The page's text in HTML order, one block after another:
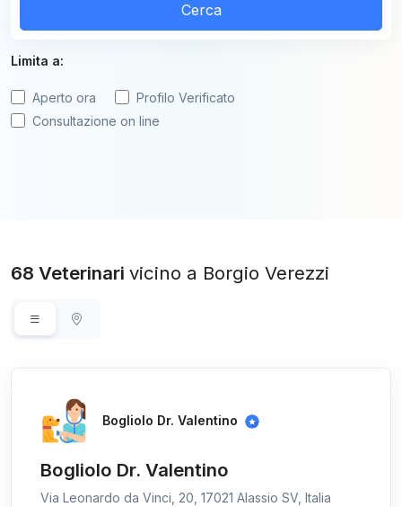
Cerca
Limita a:
Aperto ora
Profilo Verificato
Consultazione on line
68 Veterinari vicino a Borgio Verezzi
Bogliolo Dr. Valentino
Bogliolo Dr. Valentino
Via Leonardo da Vinci, 20, 17021 Alassio SV, Italia